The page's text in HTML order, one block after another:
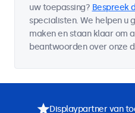
uw toepassing? Bespreek
specialisten. We helpen u
maken en staan klaar om
beantwoorden over onze
Displaypartner van